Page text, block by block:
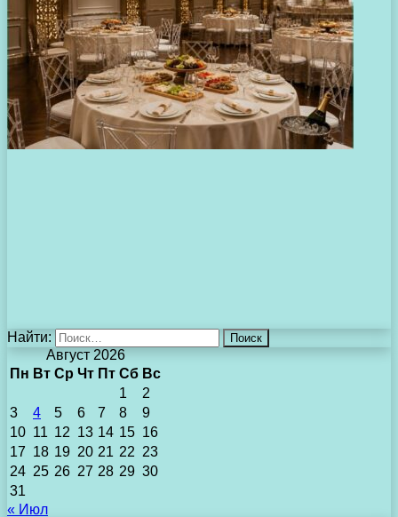
Найти:
Август 2026
Пн Вт Ср Чт Пт Сб Вс
1
2
3
4 5 6 7 8
9
10 11 12 13 14 15 16
17 18 19 20 21 22 23
24 25 26 27 28 29 30
31
« Июл